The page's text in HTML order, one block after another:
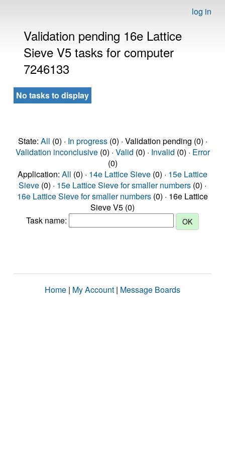
log in
Validation pending 16e Lattice
Sieve V5 tasks for computer
7246133
No tasks to display
State: All (0) · In progress(0) · Validation pending (0) ·
Validation inconclusive(0) · Valid (0) · Invalid (0) · Error
(0)
Application: All (0) · 14e Lattice Sieve (0) · 15e Lattice
Sieve (0) · 15e Lattice Sieve for smaller numbers (0) ·
16e Lattice Sieve for smaller numbers (0) · 16e Lattice
Sieve V5 (0)
Task name:
Home | My Account | Message Boards